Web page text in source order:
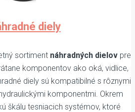
diely
sortiment náhradných dielovpre
komponentov ako oká, vidlice,
diely sú kompatibilné s rôznymi
komponentmi. Okrem
škálu tesniacich systémov, ktoré